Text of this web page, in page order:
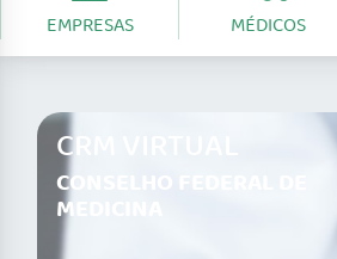
EMPRESAS MÉDICOS
CRM VIRTUAL
CONSELHO FEDERAL DE
MEDICINA